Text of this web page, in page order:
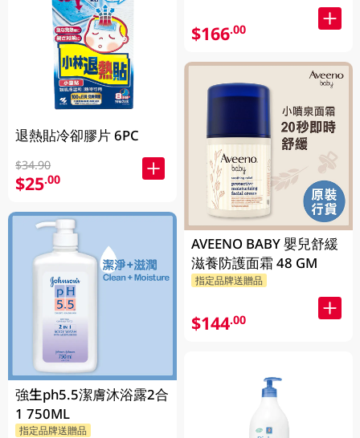
退熱貼冷卻膠片 6PC
$34.90
$25.00
強生ph5.5潔膚沐浴露2合
1 750ML
指定品牌送贈品
$166.00
AVEENO BABY 嬰兒舒緩
滋養防護面霜 48 GM
指定品牌送贈品
$144.00